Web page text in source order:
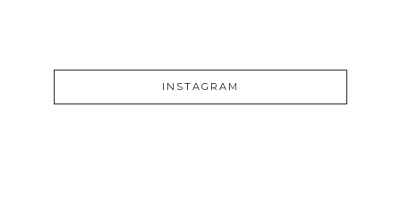
INSTAGRAM